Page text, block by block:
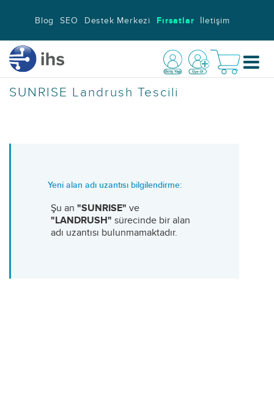
Blog SEO Destek Merkezi Fırsatlar İletişim
SUNRISE Landrush Tescili
Yeni alan adı uzantısı bilgilendirme:
Şu an "SUNRISE" ve
"LANDRUSH" sürecinde bir alan
adı uzantısı bulunmamaktadır.